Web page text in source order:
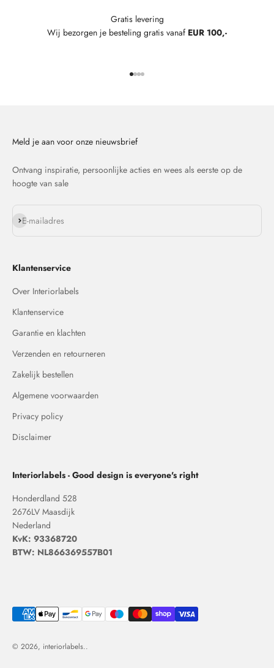
Gratis levering
Wij bezorgen je besteling gratis vanaf EUR 100,-
Meld je aan voor onze nieuwsbrief
Ontvang inspiratie, persoonlijke acties en wees als eerste op de
hoogte van sale
E-mailadres
Abonneren
Klantenservice
Over Interiorlabels
Klantenservice
Garantie en klachten
Verzenden en retourneren
Zakelijk bestellen
Algemene voorwaarden
Privacy policy
Disclaimer
Interiorlabels - Good design is everyone's right
Honderdland 528
2676LV Maasdijk
Nederland
KvK: 93368720
BTW: NL866369557B01
© 2026, interiorlabels..